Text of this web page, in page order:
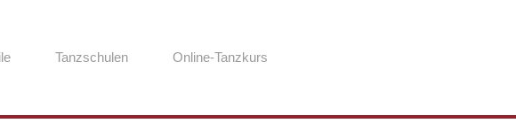
Tanzschulen Online-Tanzkurs